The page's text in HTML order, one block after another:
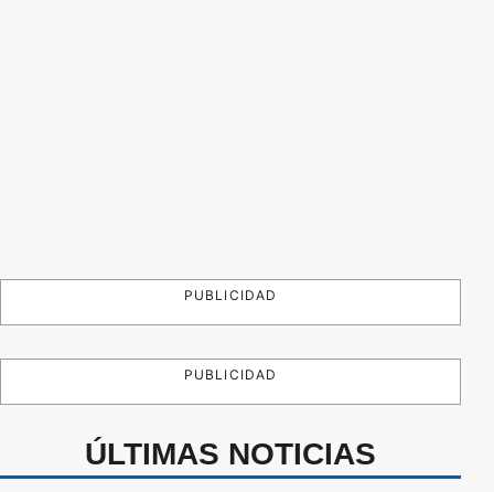
PUBLICIDAD
PUBLICIDAD
ÚLTIMAS NOTICIAS